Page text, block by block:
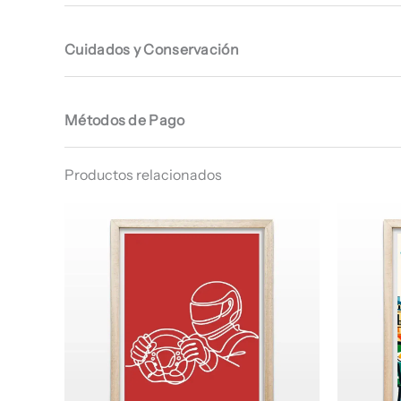
Cuidados y Conservación
Métodos de Pago
Productos relacionados
de
precios:
desde